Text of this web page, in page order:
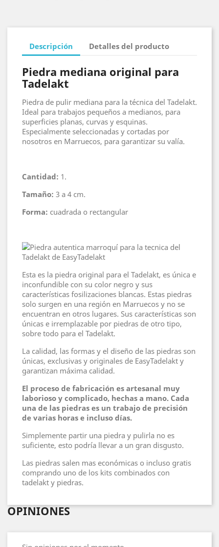
Descripción Detalles del producto
Piedra mediana original para
Tadelakt
Piedra de pulir mediana para la técnica del Tadelakt.
Ideal para trabajos pequeños a medianos, para
superficies planas, curvas y esquinas.
Especialmente seleccionadas y cortadas por
nosotros en Marruecos, para garantizar su valía.
Cantidad: 1.
Tamaño: 3 a 4 cm.
Forma: cuadrada o rectangular
Esta es la piedra original para el Tadelakt, es única e
inconfundible con su color negro y sus
características fosilizaciones blancas. Estas piedras
solo surgen en una región en Marruecos y no se
encuentran en otros lugares. Sus características son
únicas e irremplazable por piedras de otro tipo,
sobre todo para el Tadelakt.
La calidad, las formas y el diseño de las piedras son
únicas, exclusivas y originales de EasyTadelakt y
garantizan máxima calidad.
El proceso de fabricación es artesanal muy
laborioso y complicado, hechas a mano. Cada
una de las piedras es un trabajo de precisión
de varias horas e incluso días.
Simplemente partir una piedra y pulirla no es
suficiente, esto podría llevar a un gran disgusto.
Las piedras salen mas económicas o incluso gratis
comprando uno de los kits combinados con
tadelakt y piedras.
OPINIONES